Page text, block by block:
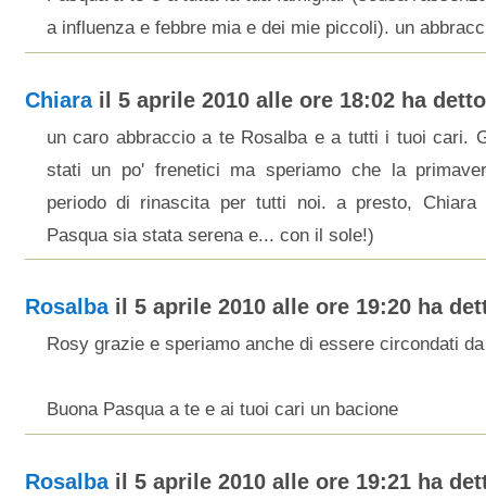
a influenza e febbre mia e dei mie piccoli). un
Chiarail 5 aprile 2010 alle ore 18:02 ha
un caro abbraccio a te Rosalba e a tutti i tuoi cari.
stati un po' frenetici ma speriamo che la
periodo di rinascita per tutti noi. a presto,
Pasqua sia stata serena e... con il sole!)
Rosalbail 5 aprile 2010 alle ore 19:20 ha
Rosy grazie e speriamo anche di essere circondati
Buona Pasqua a te e ai tuoi cari un bacione
Rosalbail 5 aprile 2010 alle ore 19:21 ha